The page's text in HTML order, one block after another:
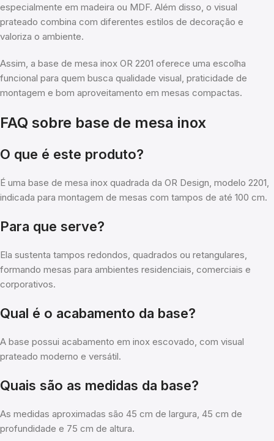
especialmente em madeira ou MDF. Além disso, o visual
prateado combina com diferentes estilos de decoração e
valoriza o ambiente.
Assim, a base de mesa inox OR 2201 oferece uma escolha
funcional para quem busca qualidade visual, praticidade de
montagem e bom aproveitamento em mesas compactas.
FAQ sobre base de mesa inox
O que é este produto?
É uma base de mesa inox quadrada da OR Design, modelo 2201,
indicada para montagem de mesas com tampos de até 100 cm.
Para que serve?
Ela sustenta tampos redondos, quadrados ou retangulares,
formando mesas para ambientes residenciais, comerciais e
corporativos.
Qual é o acabamento da base?
A base possui acabamento em inox escovado, com visual
prateado moderno e versátil.
Quais são as medidas da base?
As medidas aproximadas são 45 cm de largura, 45 cm de
profundidade e 75 cm de altura.